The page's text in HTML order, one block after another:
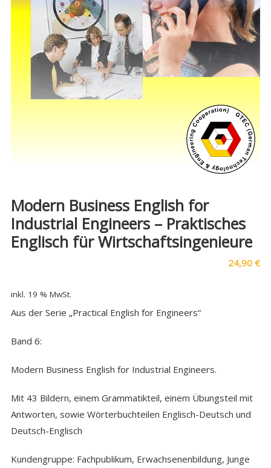
Modern Business English for
Industrial Engineers – Praktisches
Englisch für Wirtschaftsingenieure
24,90€
inkl. 19 % MwSt.
Aus der Serie „Practical English for Engineers“
Band 6:
Modern Business English for Industrial Engineers.
Mit 43 Bildern, einem Grammatikteil, einem Übungsteil mit
Antworten, sowie Wörterbuchteilen Englisch-Deutsch und
Deutsch-Englisch
Kundengruppe: Fachpublikum, Erwachsenenbildung, Junge